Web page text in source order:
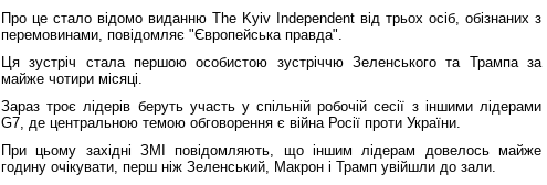
Про це стало відомо виданню The Kyiv Independent від трьох осіб, обізнаних з
перемовинами, повідомляє "Європейська правда".
Ця зустріч стала першою особистою зустріччю Зеленського та Трампа за
майже чотири місяці.
Зараз троє лідерів беруть участь у спільній робочій сесії з іншими лідерами
G7, де центральною темою обговорення є війна Росії проти України.
При цьому західні ЗМІ повідомляють, що іншим лідерам довелось майже
годину очікувати, перш ніж Зеленський, Макрон і Трамп увійшли до зали.